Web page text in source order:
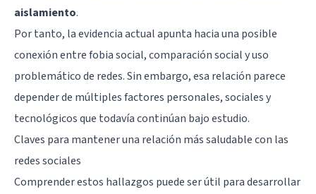
aislamiento.
Por tanto, la evidencia actual apunta hacia una posible
conexión entre fobia social, comparación social y uso
problemático de redes. Sin embargo, esa relación parece
depender de múltiples factores personales, sociales y
tecnológicos que todavía continúan bajo estudio.
Claves para mantener una relación más saludable con las
redes sociales
Comprender estos hallazgos puede ser útil para desarrollar